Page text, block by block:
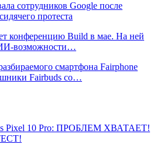
сотрудников Google после
протеста
конференцию Build в мае. На ней
возможности…
смартфона Fairphone
Fairbuds со…
Pixel 10 Pro: ПРОБЛЕМ ХВАТАЕТ!